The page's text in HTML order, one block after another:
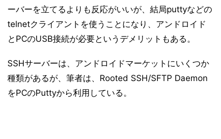
ーバーを立てるよりも反応がいいが、結局puttyなどの
telnetクライアントを使うことになり、アンドロイド
とPCのUSB接続が必要というデメリットもある。
SSHサーバーは、アンドロイドマーケットにいくつか
種類があるが、筆者は、Rooted SSH/SFTP Daemon
をPCのPuttyから利用している。